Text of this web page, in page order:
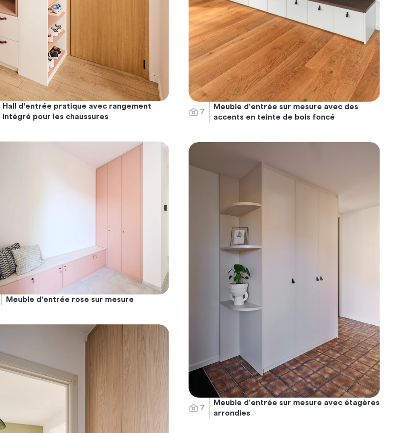
Hall d'entrée pratique avec rangement
intégré pour les chaussures
7
Meuble d'entrée sur mesure avec des
accents en teinte de bois foncé
Meuble d'entrée rose sur mesure
7
Meuble d'entrée sur mesure avec étagères
arrondies